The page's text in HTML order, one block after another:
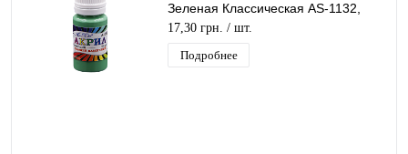
Зеленая Классическая AS-1132,
А-042
17,30 грн. / шт.
Подробнее